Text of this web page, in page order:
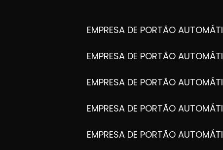
EMPRESA DE PORTÃO
EMPRESA DE PORTÃO
EMPRESA DE PORTÃO
EMPRESA DE PORTÃO
EMPRESA DE PORTÃO